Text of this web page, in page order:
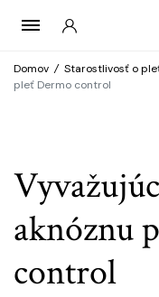
Domov / Starostlivosť o
pleť Dermo control
aknóznu
control